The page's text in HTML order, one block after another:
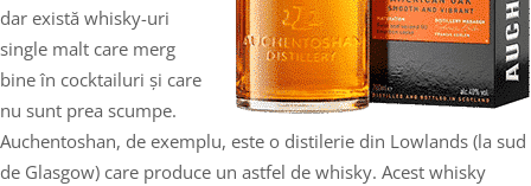
dar există whisky-uri
single malt care merg
bine în cocktailuri și care
nu sunt prea scumpe.
Auchentoshan, de exemplu, este o distilerie din Lowlands (la sud
de Glasgow) care produce un astfel de whisky. Acest whisky